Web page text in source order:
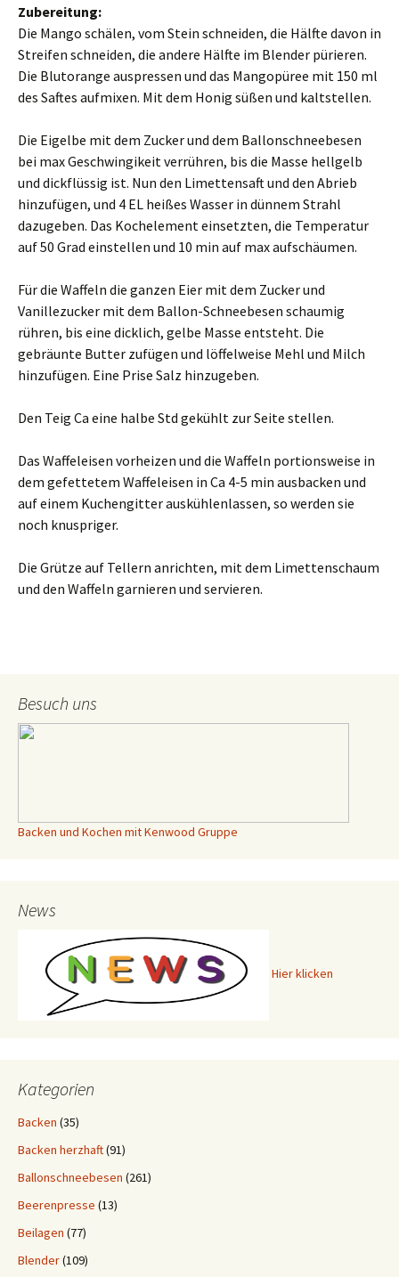
Zubereitung:
Die Mango schälen, vom Stein schneiden, die Hälfte davon in
Streifen schneiden, die andere Hälfte im Blender pürieren.
Die Blutorange auspressen und das Mangopüree mit 150 ml
des Saftes aufmixen. Mit dem Honig süßen und kaltstellen.
Die Eigelbe mit dem Zucker und dem Ballonschneebesen
bei max Geschwingikeit verrühren, bis die Masse hellgelb
und dickflüssig ist. Nun den Limettensaft und den Abrieb
hinzufügen, und 4 EL heißes Wasser in dünnem Strahl
dazugeben. Das Kochelement einsetzten, die Temperatur
auf 50 Grad einstellen und 10 min auf max aufschäumen.
Für die Waffeln die ganzen Eier mit dem Zucker und
Vanillezucker mit dem Ballon-Schneebesen schaumig
rühren, bis eine dicklich, gelbe Masse entsteht. Die
gebräunte Butter zufügen und löffelweise Mehl und Milch
hinzufügen. Eine Prise Salz hinzugeben.
Den Teig Ca eine halbe Std gekühlt zur Seite stellen.
Das Waffeleisen vorheizen und die Waffeln portionsweise in
dem gefettetem Waffeleisen in Ca 4-5 min ausbacken und
auf einem Kuchengitter auskühlenlassen, so werden sie
noch knuspriger.
Die Grütze auf Tellern anrichten, mit dem Limettenschaum
und den Waffeln garnieren und servieren.
Besuch uns
Backen und Kochen mit Kenwood Gruppe
News
Hier klicken
Kategorien
Backen (35)
Backen herzhaft(91)
Ballonschneebesen (261)
Beerenpresse (13)
Beilagen (77)
Blender(109)